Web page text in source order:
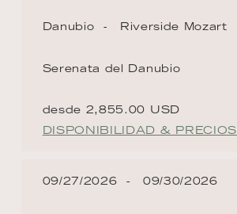
Danubio Riverside Mozart
Serenata del Danubio
desde 2,855.00 USD
DISPONIBILIDAD & PRECIOS
09/27/2026 09/30/2026